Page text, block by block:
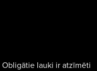
Obligātie lauki ir atzīmēti